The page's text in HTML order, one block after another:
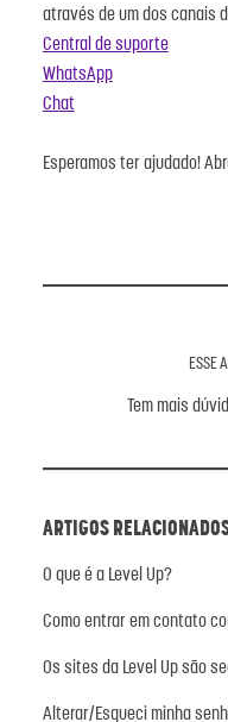
através de um dos canais
Central de suporte
WhatsApp
Chat
Esperamos ter ajudado!
ESSE
Tem mais
ARTIGOS
O que é a Level Up?
Como entrar em contato
Os sites da Level Up são
Alterar/Esqueci minha